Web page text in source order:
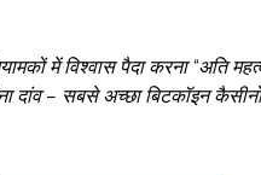
में विश्वास पैदा करना “अति
दांव – सबसे अच्छा बिटकॉइन